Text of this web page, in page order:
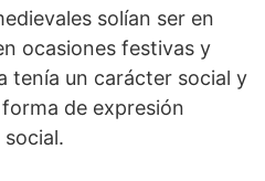
‌solían ser en
ocasiones festivas y
tenía un carácter​ social y
de expresión